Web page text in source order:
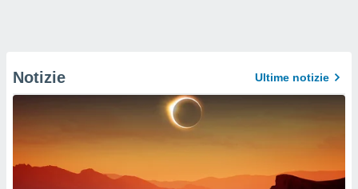
Notizie Ultime notizie